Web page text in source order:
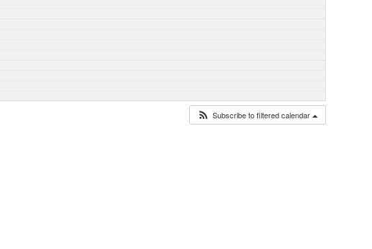
Subscribe to filtered calendar